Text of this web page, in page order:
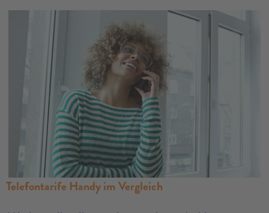
Telefontarife Handy im Vergleich